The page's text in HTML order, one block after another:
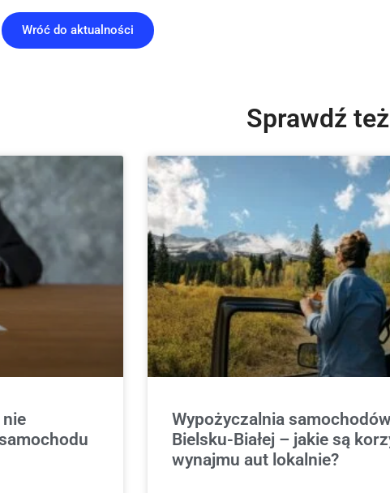
Wróć do aktualności
Sprawdź też
nie
Wypożyczalnia
Bielsku-Białej – jakie są
wynajmu aut lokalnie?